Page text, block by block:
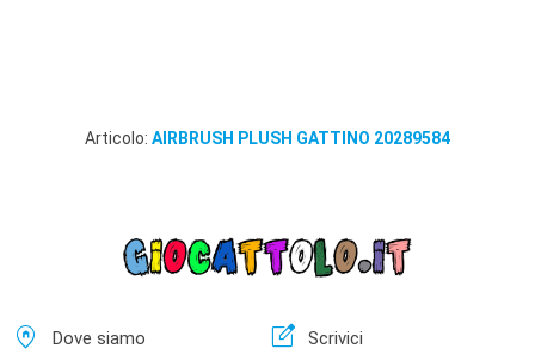
Articolo: AIRBRUSH PLUSH GATTINO 20289584
home_pin Dove siamo edit_square Scrivici